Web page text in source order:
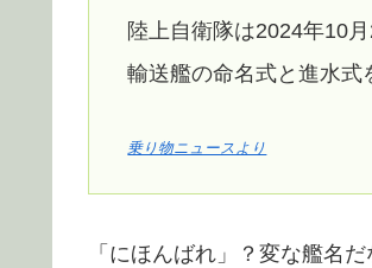
陸上自衛隊は2024年10
輸送艦の命名式と進水式
乗り物ニュースより
「にほんばれ」？変な艦名